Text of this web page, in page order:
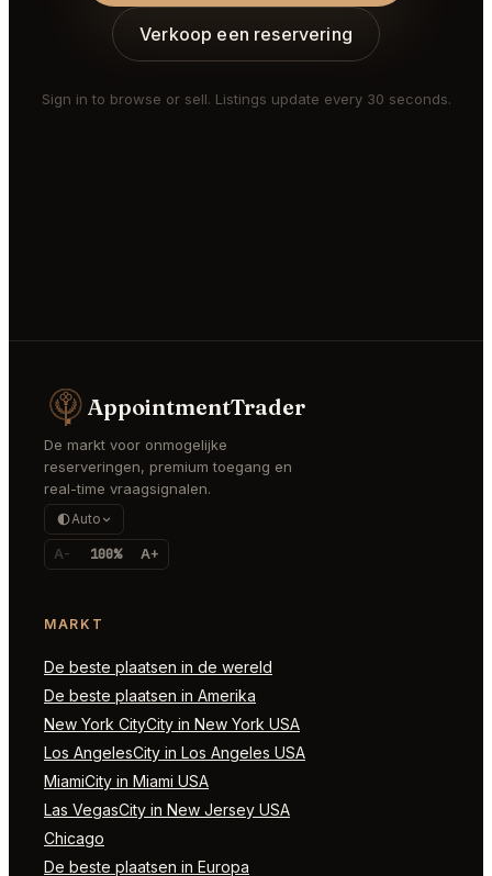
Verkoop een reservering
Sign in to browse or sell. Listings update every 30 seconds.
AppointmentTrader
De markt voor onmogelijke
reserveringen, premium toegang en
real-time vraagsignalen.
Auto
A- 100% A+
MARKT
De beste plaatsen in de wereld
De beste plaatsen in Amerika
New York CityCity in New York USA
Los AngelesCity in Los Angeles USA
MiamiCity in Miami USA
Las VegasCity in New Jersey USA
Chicago
De beste plaatsen in Europa